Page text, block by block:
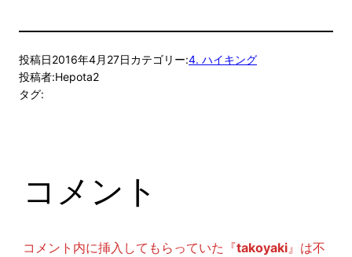
投稿日2016年4月27日カテゴリー:4. ハイキング
投稿者:Hepota2
タグ:
コメント
コメント内に挿入してもらっていた『takoyaki』は不